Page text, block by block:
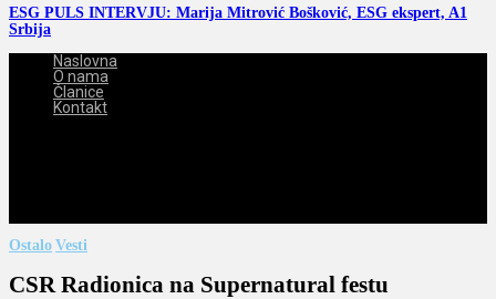
ESG PULS INTERVJU: Marija Mitrović Bošković, ESG ekspert, A1
Srbija
Naslovna
O nama
Članice
Kontakt
Ostalo Vesti
CSR Radionica na Supernatural festu